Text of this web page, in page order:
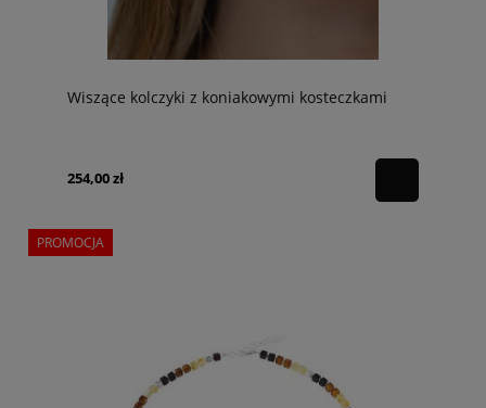
Wiszące kolczyki z koniakowymi kosteczkami
254,00 zł
PROMOCJA